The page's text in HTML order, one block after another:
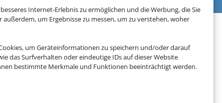
Internet-Erlebnis zu ermöglichen und die Werbung, die Sie
um Ergebnisse zu messen, um zu verstehen, woher
um Geräteinformationen zu speichern und/oder darauf
das Surfverhalten oder eindeutige IDs auf dieser Website
bestimmte Merkmale und Funktionen beeinträchtigt werden.
Urlaub in Dubai